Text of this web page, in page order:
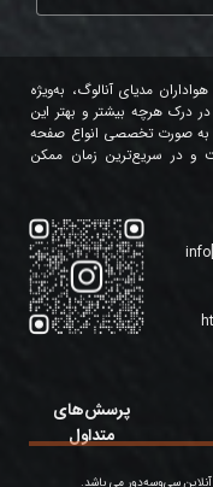
مدیای آنالوگ، به‌ویژه
درک هرچه بیشتر و بهتر این
به صورت تخصصی انواع صفحه
و در سریع‌ترین زمان ممکن
سی‌وسه‌دور می باشد.
پرسش‌های
متداول